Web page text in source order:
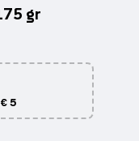
gr
€ 5